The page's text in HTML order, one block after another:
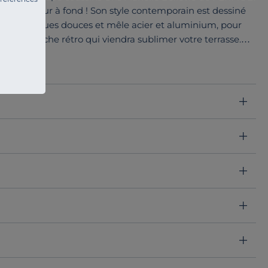
extérieur à fond ! Son style contemporain est dessiné
douces et mêle acier et aluminium, pour
touche rétro qui viendra sublimer votre terrasse.
assise avec une structure et un piètement en
à une utilisation en extérieur, pour un produit
jardin